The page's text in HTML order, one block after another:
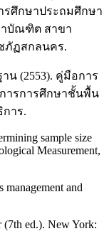
รศึกษาประถมศึกษา
าบัณฑิต สาขา
ภัฏสกลนคร.
(2553). คู่มือการ
ารการศึกษาชั้นพื้น
การ.
sample size
Measurement,
and
ed.). New York: